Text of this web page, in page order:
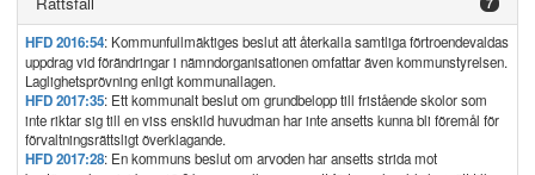
HFD 2016:54: Kommunfullmäktiges beslut att återkalla samtliga förtroendevaldas
uppdrag vid förändringar i nämndorganisationen omfattar även kommunstyrelsen.
Laglighetsprövning enligt kommunallagen.
HFD 2017:35: Ett kommunalt beslut om grundbelopp till fristående skolor som
inte riktar sig till en viss enskild huvudman har inte ansetts kunna bli föremål för
förvaltningsrättsligt överklagande.
HFD 2017:28: En kommuns beslut om arvoden har ansetts strida mot